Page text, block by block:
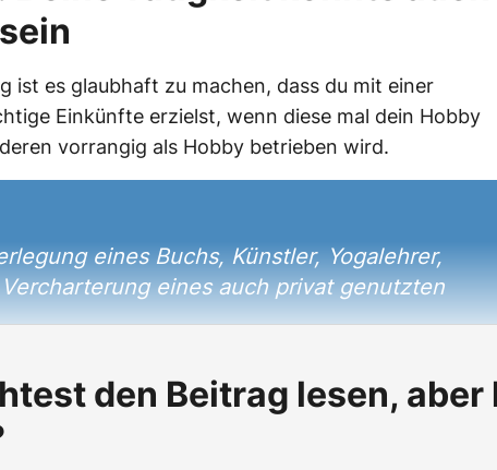
ist es glaubhaft zu machen, dass du mit einer
Einkünfte erzielst, wenn diese mal dein Hobby
vorrangig als Hobby betrieben wird.
eines Buchs, Künstler, Yogalehrer,
eines auch privat genutzten
den Beitrag lesen,